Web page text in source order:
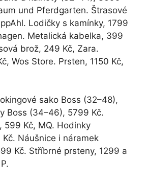
und Pferdgarten. Štrasové
Lodičky s kamínky, 1799
Metalická kabelka, 399
brož, 249 Kč, Zara.
Wos Store. Prsten, 1150 Kč,
sako Boss (32–48),
Boss (34–46), 5799 Kč.
599 Kč, MQ. Hodinky
Náušnice i náramek
Kč. Stříbrné prsteny, 1299 a